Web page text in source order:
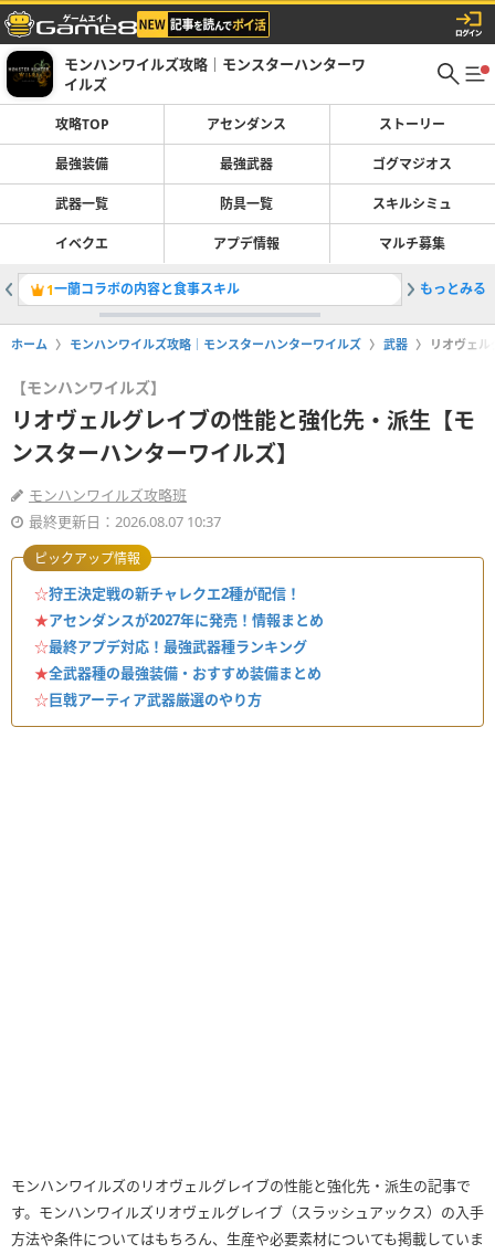
モンハンワイルズ攻略｜モンスターハンターワ
イルズ
攻略TOP アセンダンス ストーリー
最強装備 最強武器 ゴグマジオス
武器一覧 防具一覧 スキルシミュ
イベクエ アプデ情報 マルチ募集
1一蘭コラボの内容と食事スキル 2太刀の
もっとみる
ホーム モンハンワイルズ攻略｜モンスターハンターワイルズ 武器 リオヴェ
【モンハンワイルズ】
リオヴェルグレイブの性能と強化先・派生【モ
ンスターハンターワイルズ】
モンハンワイルズ攻略班
最終更新日：2026.08.07 10:37
☆狩王決定戦の新チャレクエ2種が配信！
★アセンダンスが2027年に発売！情報まとめ
☆最終アプデ対応！最強武器種ランキング
★全武器種の最強装備・おすすめ装備まとめ
☆巨戟アーティア武器厳選のやり方
ピックアップ情報
モンハンワイルズのリオヴェルグレイブの性能と強化先・派生の記事で
す。モンハンワイルズリオヴェルグレイブ（スラッシュアックス）の入手
方法や条件についてはもちろん、生産や必要素材についても掲載していま